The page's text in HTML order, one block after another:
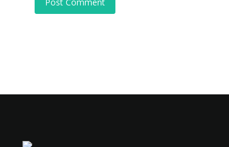
Post Comment